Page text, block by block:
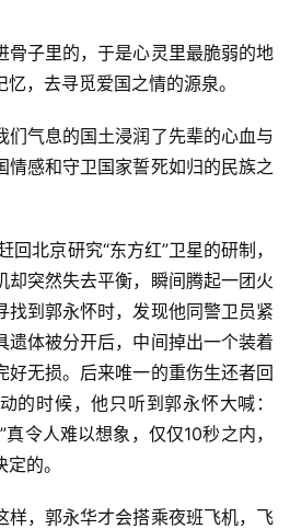
骨子里的，于是心灵里最脆弱的地
，去寻觅爱国之情的源泉。
们气息的国土浸润了先辈的心血与
情感和守卫国家誓死如归的民族之
北京研究“东方红”卫星的研制，
却突然失去平衡，瞬间腾起一团火
找到郭永怀时，发现他同警卫员紧
遗体被分开后，中间掉出一个装着
好无损。后来唯一的重伤生还者回
的时候，他只听到郭永怀大喊：
令人难以想象，仅仅10秒之内，
的。
样，郭永华才会搭乘夜班飞机，飞